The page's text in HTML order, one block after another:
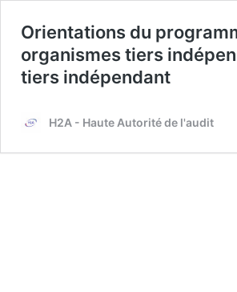
Orientations du
organismes tiers
tiers indépendant
H2A - Haute Autorité de l'audit